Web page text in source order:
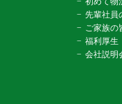
先輩社員
ご家族の
福利厚生
会社説明